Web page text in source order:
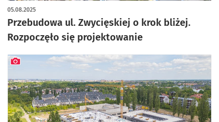
Przebudowa ul. Zwycięskiej o krok bliżej.
Rozpoczęło się projektowanie
05.08.2025
artykuł z galerią zdjęć